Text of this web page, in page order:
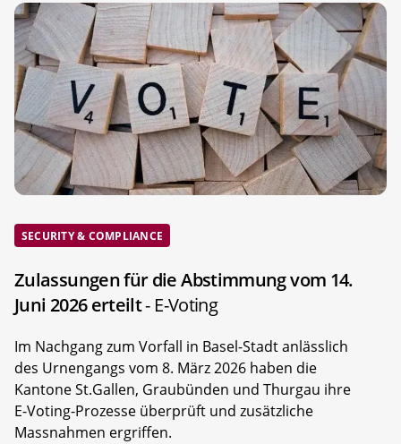
SECURITY & COMPLIANCE
Zulassungen für die Abstimmung vom 14.
Juni 2026 erteilt- E-Voting
Im Nachgang zum Vorfall in Basel-Stadt anlässlich
des Urnengangs vom 8. März 2026 haben die
Kantone St.Gallen, Graubünden und Thurgau ihre
E-Voting-Prozesse überprüft und zusätzliche
Massnahmen ergriffen.